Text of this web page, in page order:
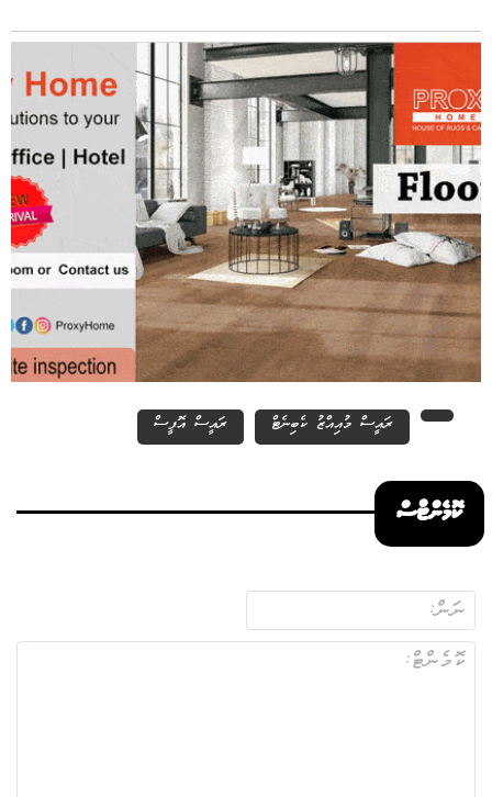
ރައީސް މުއިއްޒު ކެބިނެޓް ރައީސް އޮފީސް
ކޮމެންޓްސް